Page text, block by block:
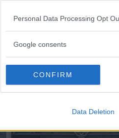
Personal Data Processing Opt
Google consents
CONFIRM
Data Deletion